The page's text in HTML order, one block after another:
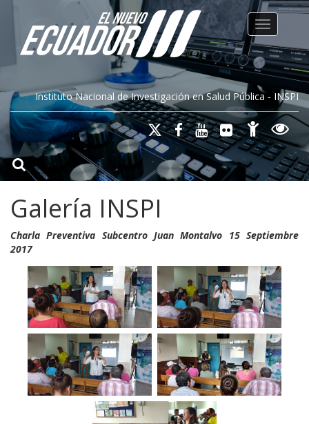
Instituto Nacional de Investigación en Salud Pública - INSPI
Toggle
Galería INSPI
Charla Preventiva Subcentro Juan Montalvo 15 Septiembre
2017